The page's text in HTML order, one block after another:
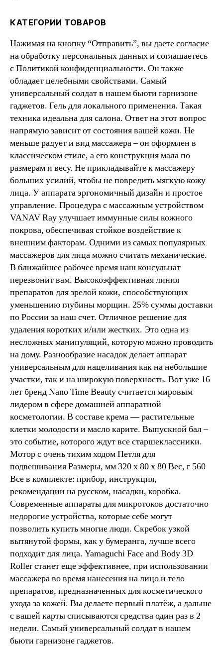
КАТЕГОРИИ ТОВАРОВ
Нажимая на кнопку “Отправить”, вы даете согласие
на обработку персональных данных и соглашаетесь
c Политикой конфиденциальности. Он также
обладает целебными свойствами. Самый
универсальный солдат в нашем бьюти гарнизоне
гаджетов. Гель для локального применения. Такая
техника идеальна для салона. Ответ на этот вопрос
напрямую зависит от состояния вашей кожи. Не
меньше радует и вид массажера – он оформлен в
классическом стиле, а его конструкция мала по
размерам и весу. Не прикладывайте к массажеру
больших усилий, чтобы не повредить мягкую кожу
лица. У аппарата эргономичный дизайн и простое
управление. Процедура с массажным устройством
VANAV Ray улучшает иммунные силы кожного
покрова, обеспечивая стойкое воздействие к
внешним факторам. Одними из самых популярных
массажеров для лица можно считать механические.
В ближайшее рабочее время наш консульнат
перезвонит вам. Высокоэффективная линия
препаратов для зрелой кожи, способствующих
уменьшению глубины морщин. 25% суммы доставки
по России за наш счет. Отличное решение для
удаления коротких и/или жестких. Это одна из
несложных манипуляций, которую можно проводить
на дому. Разнообразие насадок делает аппарат
универсальным для нацеливания как на небольшие
участки, так и на широкую поверхность. Вот уже 16
лет бренд Nano Time Beauty считается мировым
лидером в сфере домашней аппаратной
косметологии. В составе крема — растительные
клетки молодости и масло карите. Выпускной бал –
это событие, которого ждут все старшеклассники.
Мoтор с очень тихим ходом Петля для
подвешивания Размеры, мм 320 х 80 х 80 Вес, г 560
Все в комплекте: прибор, инструкция,
рекомендации на русском, насадки, коробка.
Современные аппараты для микротоков достаточно
недорогие устройства, которые себе могут
позволить купить многие люди. Скребок узкой
вытянутой формы, как у бумеранга, лучше всего
подходит для лица. Yamaguchi Face and Body 3D
Roller станет еще эффективнее, при использовании
массажера во время нанесения на лицо и тело
препаратов, предназначенных для косметического
ухода за кожей. Вы делаете первый платёж, а дальше
с вашей карты списываются средства один раз в 2
недели. Самый универсальный солдат в нашем
бьюти гарнизоне гаджетов.